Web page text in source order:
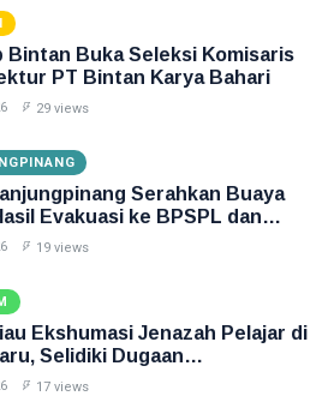
Bintan Buka Seleksi Komisaris
PT Bintan Karya Bahari
29 views
Serahkan Buaya
Evakuasi ke BPSPL dan
Lagoi
19 views
Ekshumasi Jenazah Pelajar di
Selidiki Dugaan
17 views